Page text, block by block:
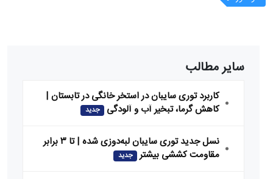
سایر مطالب
کاربرد توری سایبان در استخر خانگی در تابستان |
کاهش گرما، تبخیر آب و آلودگی
جدید
نسل جدید توری سایبان لبه‌دوزی شده | تا ۳ برابر
مقاومت کششی بیشتر جدید